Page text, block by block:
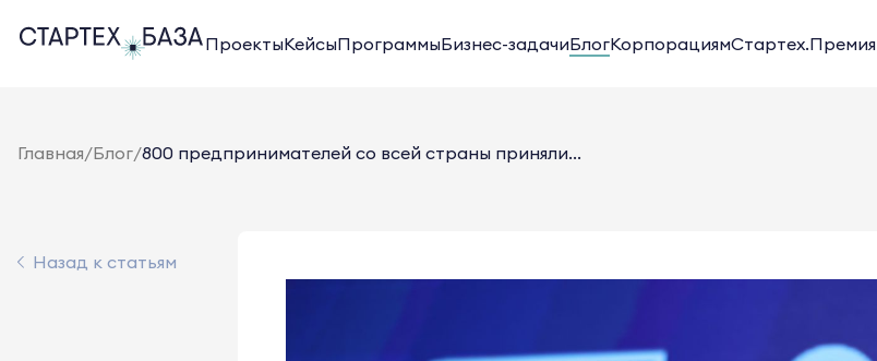
ПроектыКейсыПрограммыБизнес-задачиБлогКорпорациямСтартех.Премия
Главная/Блог/800 предпринимателей со всей страны приняли...
Назад к статьям